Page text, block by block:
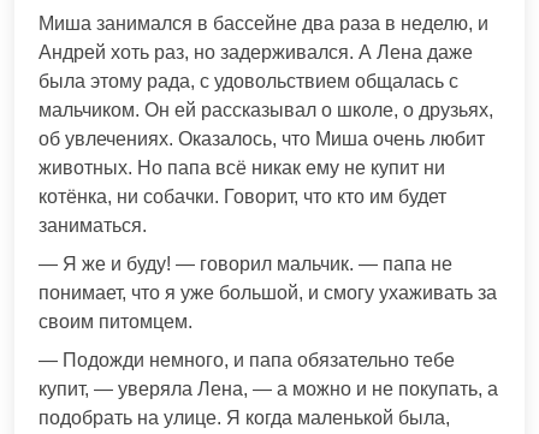
Миша занимался в бассейне два раза в неделю, и
Андрей хоть раз, но задерживался. А Лена даже
была этому рада, с удовольствием общалась с
мальчиком. Он ей рассказывал о школе, о друзьях,
об увлечениях. Оказалось, что Миша очень любит
животных. Но папа всё никак ему не купит ни
котёнка, ни собачки. Говорит, что кто им будет
заниматься.
— Я же и буду! — говорил мальчик. — папа не
понимает, что я уже большой, и смогу ухаживать за
своим питомцем.
— Подожди немного, и папа обязательно тебе
купит, — уверяла Лена, — а можно и не покупать, а
подобрать на улице. Я когда маленькой была,